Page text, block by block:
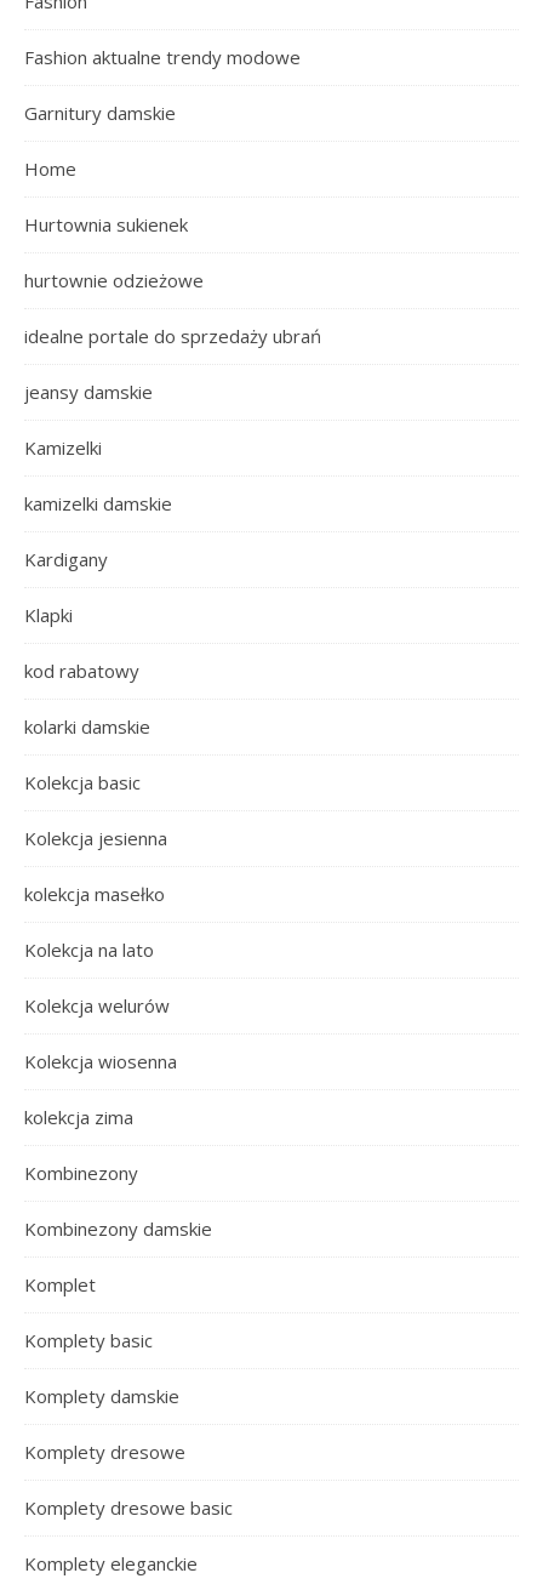
Fashion aktualne trendy modowe
Garnitury damskie
Home
Hurtownia sukienek
hurtownie odzieżowe
idealne portale do sprzedaży ubrań
jeansy damskie
Kamizelki
kamizelki damskie
Kardigany
Klapki
kod rabatowy
kolarki damskie
Kolekcja basic
Kolekcja jesienna
kolekcja masełko
Kolekcja na lato
Kolekcja welurów
Kolekcja wiosenna
kolekcja zima
Kombinezony
Kombinezony damskie
Komplet
Komplety basic
Komplety damskie
Komplety dresowe
Komplety dresowe basic
Komplety eleganckie